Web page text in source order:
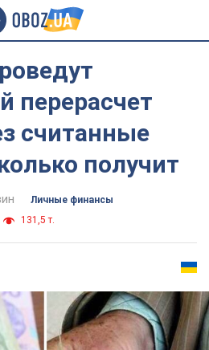
перерасчет
считанные
получит
Личные финансы
131,5 т.